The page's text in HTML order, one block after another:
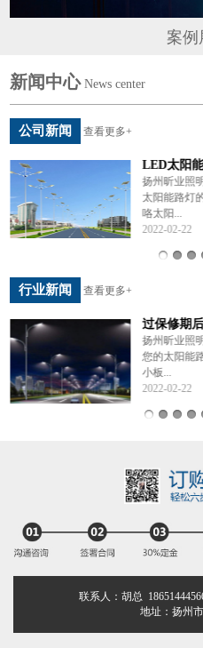
案例
新闻中心News center
公司新闻 查看更多+
LED太阳
扬州昕业照
太阳能路灯
咯太阳...
2022-02-22
行业新闻 查看更多+
过保修期
扬州昕业照
您的太阳能
小板...
2022-02-22
联系人：胡总
地址：扬州